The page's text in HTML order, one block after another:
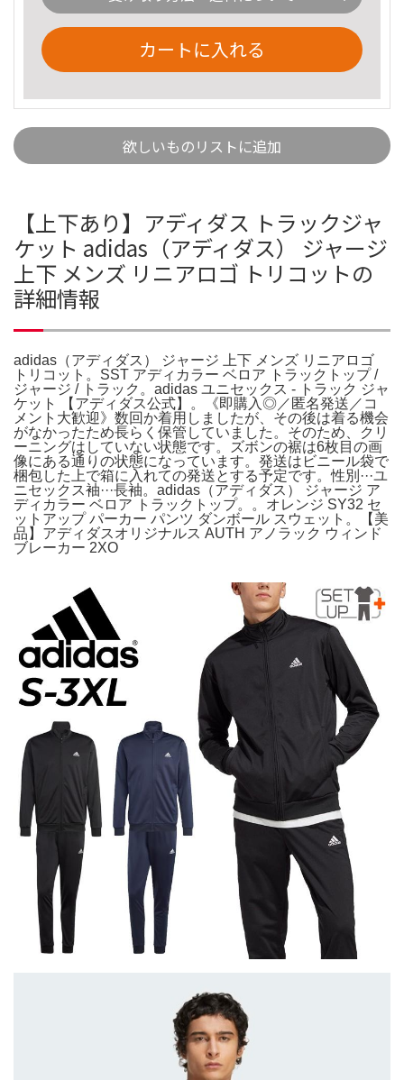
カートに入れる
欲しいものリストに追加
【上下あり】アディダス トラックジャ
ケット adidas（アディダス） ジャージ
上下 メンズ リニアロゴ トリコットの
詳細情報
adidas（アディダス） ジャージ 上下 メンズ リニアロゴ
トリコット。SST アディカラー ベロア トラックトップ /
ジャージ / トラック。adidas ユニセックス - トラック ジャ
ケット 【アディダス公式】。《即購入◎／匿名発送／コ
メント大歓迎》数回か着用しましたが、その後は着る機会
がなかったため長らく保管していました。そのため、クリ
ーニングはしていない状態です。ズボンの裾は6枚目の画
像にある通りの状態になっています。発送はビニール袋で
梱包した上で箱に入れての発送とする予定です。性別···ユ
ニセックス袖···長袖。adidas（アディダス） ジャージ ア
ディカラー ベロア トラックトップ。。オレンジ SY32 セ
ットアップ パーカー パンツ ダンボール スウェット。【美
品】アディダスオリジナルス AUTH アノラック ウィンド
ブレーカー 2XO